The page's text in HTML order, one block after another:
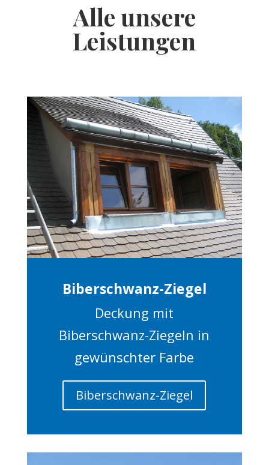
Alle unsere
Leistungen
Biberschwanz-Ziegel
Deckung mit
Biberschwanz-Ziegeln in
gewünschter Farbe
Biberschwanz-Ziegel